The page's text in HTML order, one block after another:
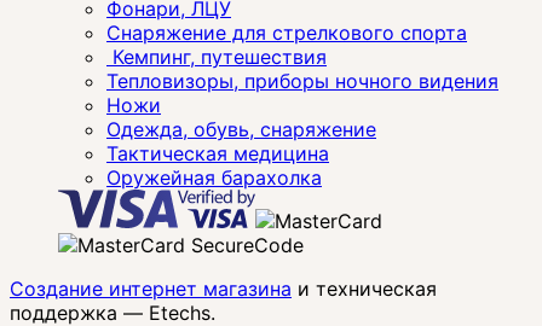
Фонари, ЛЦУ
Снаряжение для стрелкового спорта
Кемпинг, путешествия
Тепловизоры, приборы ночного видения
Ножи
Одежда, обувь, снаряжение
Тактическая медицина
Оружейная барахолка
Создание интернет магазина и техническая
поддержка — Etechs.